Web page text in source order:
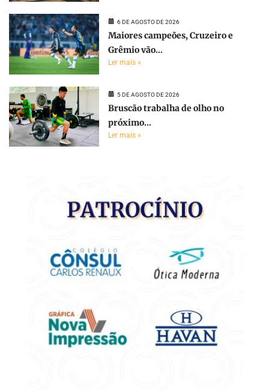
6 DE AGOSTO DE 2026
Maiores campeões, Cruzeiro e
Grêmio vão...
Ler mais »
5 DE AGOSTO DE 2026
Bruscão trabalha de olho no
próximo...
Ler mais »